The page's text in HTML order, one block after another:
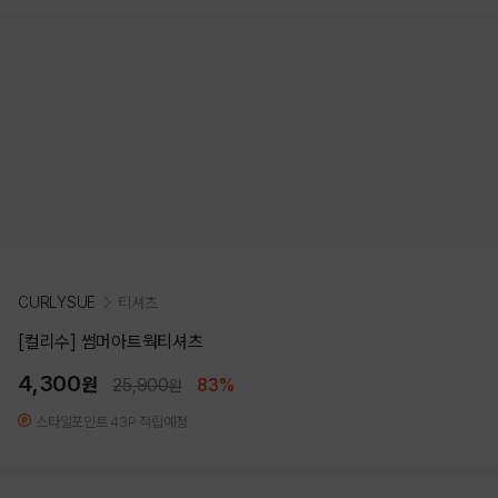
CURLYSUE 티셔츠
[컬리수] 썸머아트웍티셔츠
4,300원 25,900원 83%
스타일포인트 43P 적립예정